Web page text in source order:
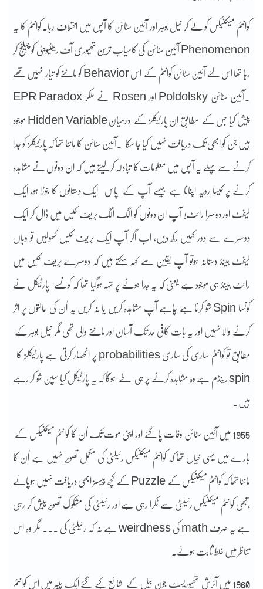
کوانٹم میکنیکس کو لے کر نیل بوہر اور آئین سٹائن کا آپس میں اختلاف رہا۔ کوانٹم کا یہ
Phenomenon آئین سٹائن کی کامیاب ترین تھیوری آف ریلٹیویٹی کو چیلنج کر
رہا تھا اس لئے آئین سٹائن کوانٹم کے اس Behavior کو ماننے کو تیار نہیں تھے
۔آئین سٹائن Poldolsky اور Rosen نے ملکر EPR Paradox
پیش کیا جس کے مطابق ان پارٹیکلز کے درمیان Hidden Variable موجود
ہیں جن کو ابھی تک دریافت نہیں کیا جا سکا ۔آئین سٹائن کا ماننا تھا کہ پارٹیکلز کو جدا
کرنے سے پہلے یہ آپس میں معلومات کا تبادلہ کرلیتے ہیں کہ ان دونوں نے مشاہدہ
کرنے پر کیسا رویہ اپنانا ہے جیسے آپ کے پاس ایک دستانوں کا جوڑا ہو، ایک
لیفٹ اور دوسرا رائٹ! آپ ان دونوں کو الگ الگ بریف کیس میں ڈال کر ایک
دوسرے سے دور کہیں رکھ دیں، اب اگر آپ ایک بریف کیس کھولیں تو وہاں
لیفٹ ہینڈ دستانہ ہوتو آپ یقین سے کہہ سکتے ہیں کہ دوسرے بریف کیس میں
رائٹ ہینڈ ہی موجود ہے یعنی کہ یہ جدا ہونے پر تہہ ہوگیا تھا کہ کونسے پارٹیکل نے
کونسا Spin شو کرنا ہے چاہے آپ مشاہدہ کریں یا نہ کریں یہ اُن کی حالتوں پر اثر
کرنے والا نہیں اور یہ بات کافی حد تک آسان اور ماننے والی تھی مگر نیل بوہر کے
مطابق تو کوانٹم ساری کی ساری probabilities پر انحصار کرتی ہے پارٹیکلز کا
spin رینڈم ہے وہ مشاہدہ کرنے پر ہی طے ہوگا کہ یہ پارٹیکل کیا سپن شو کر رہے
ہیں۔
1955 میں آئین سٹائن وفات پا گئے اور اپنی موت تک اُن کا کوانٹم میکنیکس کے
بارے میں یہی خیال تھا کہ کوانٹم میکنیکس رئیلٹی کی مکمل تصویر نہیں ہے اُن کا
ماننا تھا کہ کوانٹم میکنیکس کے Puzzle کے کچھ پیسسز ابھی دریافت نہیں ہوپائے
،تبھی کوانٹم میکنیکس رئیلٹی سے ٹکرا رہی ہے اور رئیلٹی کی مشکوک تصویر پیش کر رہی
ہے یہ صرف math کی weirdness ہے نہ کہ رئیلٹی کی ۔۔۔ مگر وہ اس
تناظر میں غلط ثابت ہوئے۔
1960 میں آئرش تھیوریسٹ جون بیل کے شائع کیے گئے ایک پیپر میں اس کوانٹم